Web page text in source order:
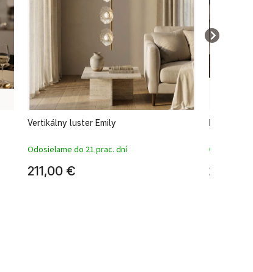
Vertikálny luster Emily
Odosielame do 21 prac. dní
211,00 €
Luster